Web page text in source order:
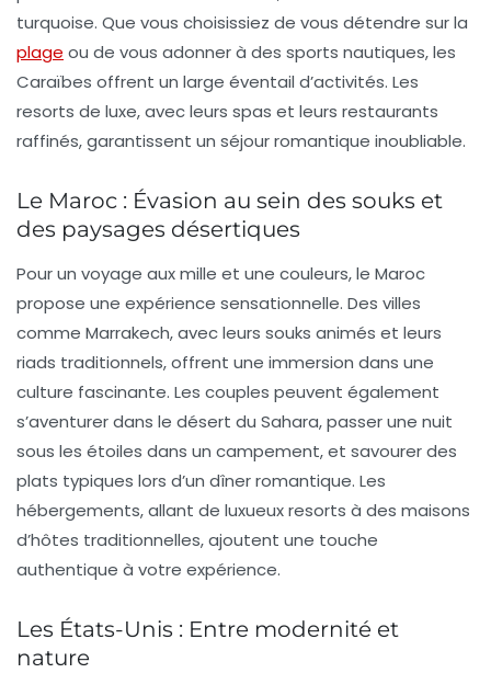
turquoise. Que vous choisissiez de vous détendre sur la
plage ou de vous adonner à des sports nautiques, les
Caraïbes offrent un large éventail d’activités. Les
resorts de luxe, avec leurs spas et leurs restaurants
raffinés, garantissent un séjour romantique inoubliable.
Le Maroc : Évasion au sein des souks et
des paysages désertiques
Pour un voyage aux mille et une couleurs, le Maroc
propose une expérience sensationnelle. Des villes
comme Marrakech, avec leurs souks animés et leurs
riads traditionnels, offrent une immersion dans une
culture fascinante. Les couples peuvent également
s’aventurer dans le désert du Sahara, passer une nuit
sous les étoiles dans un campement, et savourer des
plats typiques lors d’un dîner romantique. Les
hébergements, allant de luxueux resorts à des maisons
d’hôtes traditionnelles, ajoutent une touche
authentique à votre expérience.
Les États-Unis : Entre modernité et
nature